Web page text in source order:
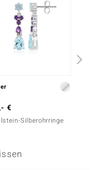
€
Silberohrringe